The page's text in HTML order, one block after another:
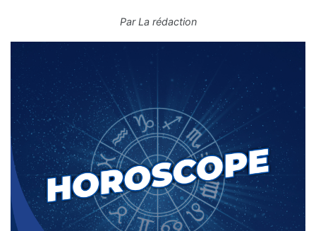
ParLa rédaction